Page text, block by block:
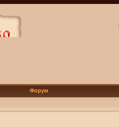
Форум